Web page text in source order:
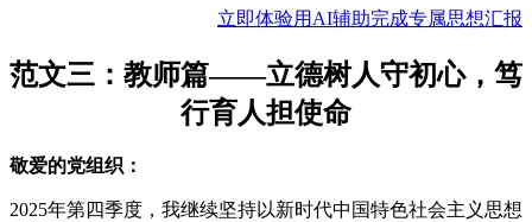
立即体验用AI辅助完成专属思想汇报
范文三：教师篇——立德树人守初心，笃
行育人担使命
敬爱的党组织：
2025年第四季度，我继续坚持以新时代中国特色社会主义思想